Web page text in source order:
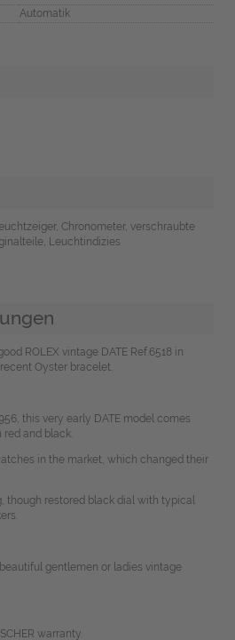
Automatik
Chronometer, verschraubte
Leuchtindizies
ROLEX vintage DATE Ref.6518 in
Oyster bracelet.
this very early DATE model comes
and black.
in the market, which changed their
though restored black dial with typical
gentlemen or ladies vintage
warranty.